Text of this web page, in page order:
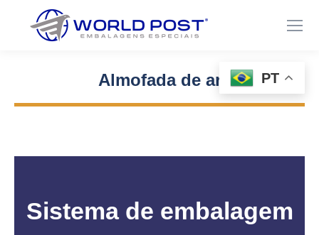
Almofada de ar
Você está aqui:
Sistema de embalagem
PT